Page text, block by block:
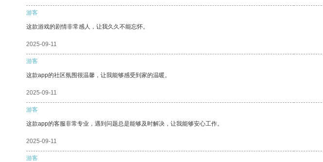
游客
这款游戏的剧情非常感人，让我久久不能忘怀。
2025-09-11
游客
这款app的社区氛围很温馨，让我能够感受到家的温暖。
2025-09-11
游客
这款app的客服非常专业，遇到问题总是能够及时解决，让我能够安心工作。
2025-09-11
游客